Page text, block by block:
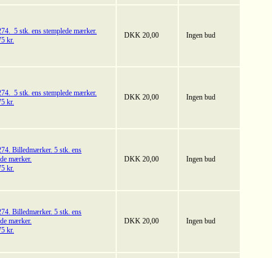
5 stk. ens stemplede mærker.
kr.
DKK 20,00 Ingen bud
5 stk. ens stemplede mærker.
kr.
DKK 20,00 Ingen bud
Billedmærker. 5 stk. ens
mærker.
kr.
DKK 20,00 Ingen bud
Billedmærker. 5 stk. ens
mærker.
kr.
DKK 20,00 Ingen bud